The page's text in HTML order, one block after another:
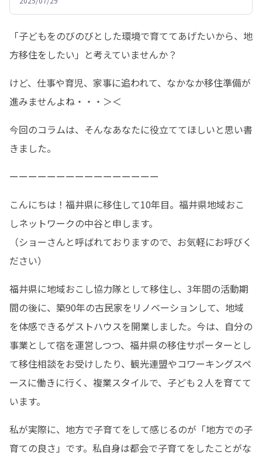
「子どもをのびのびとした環境で育ててあげたいから、地
方移住をしたい」と考えていませんか？
けど、仕事や育児、家事に追われて、なかなか移住準備が
進みませんよね・・・＞＜
今回のコラムは、そんなあなたに役立ててほしいと思い書
きました。
ーーーーーーーーーーーーーーーー
こんにちは！福井県に移住して10年目。福井県地域おこ
しネットワークの中谷と申します。
（ショーさんと呼ばれておりますので、お気軽にお呼びく
ださい）
福井県に地域おこし協力隊として移住し、3年間の活動期
間の後に、築90年の古民家をリノベーションして、地域
を体感できるゲストハウスを開業しました。今は、自分の
事業として宿を運営しつつ、福井県の移住サポーターとし
て移住相談をお受けしたり、観光連盟やコワーキングスペ
ースに働きに行く、複業スタイルで、子ども２人を育てて
います。
私が実際に、地方で子育てをして感じるのが「地方での子
育ての良さ」です。私自身は都会で子育てをしたことがな